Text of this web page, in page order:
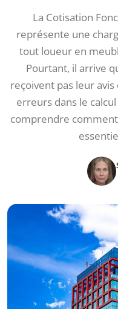
La Cotisation
représente une
tout loueur en
Pourtant, il arrive
reçoivent pas leur
erreurs dans le
comprendre